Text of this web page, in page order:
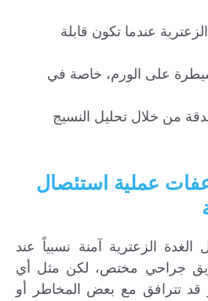
عندما تكون قابلة
على الورم، خاصة في
من خلال تحليل النسيج
عملية استئصال
الغدة الزعترية آمنة نسبياً عند
جراحي مختص، لكن مثل أي
قد تترافق مع بعض المخاطر أو